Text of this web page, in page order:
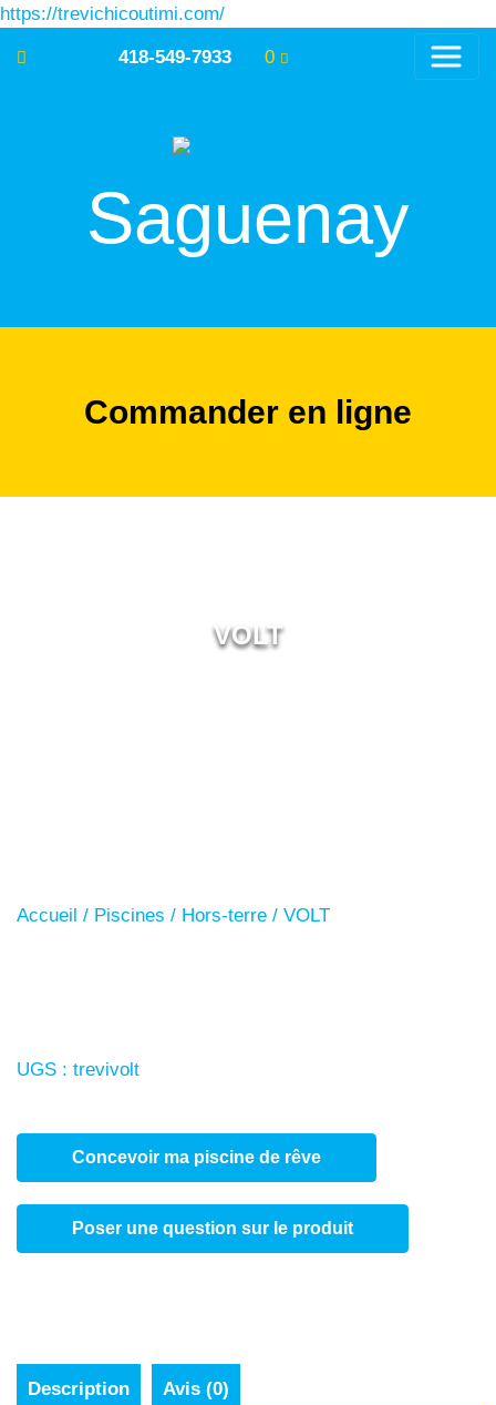
https://trevichicoutimi.com/
418-549-7933 0
Saguenay
Commander en ligne
VOLT
Accueil / Piscines / Hors-terre / VOLT
UGS : trevivolt
Concevoir ma piscine de rêve
Poser une question sur le produit
Description Avis (0)